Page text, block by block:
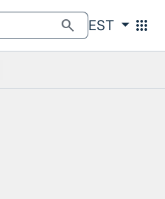
search EST apps